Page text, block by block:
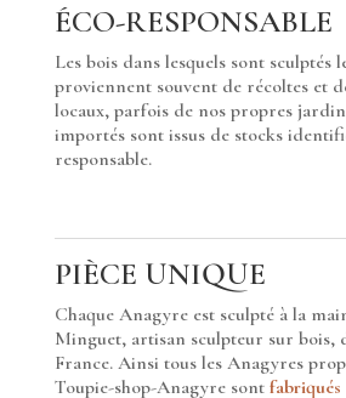
ÉCO-RESPONSABLE
Les bois dans lesquels sont sculptés
proviennent souvent de récoltes et
locaux, parfois de nos propres
importés sont issus de stocks
responsable.
PIÈCE UNIQUE
Chaque Anagyre est sculpté à la
Minguet, artisan sculpteur sur bois,
France. Ainsi tous les Anagyres
Toupie-shop-Anagyre sont